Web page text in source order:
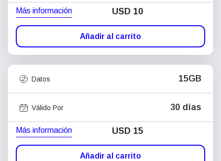
Más información USD 10
Añadir al carrito
Datos 15GB
Válido Por 30 días
Más información USD 15
Añadir al carrito